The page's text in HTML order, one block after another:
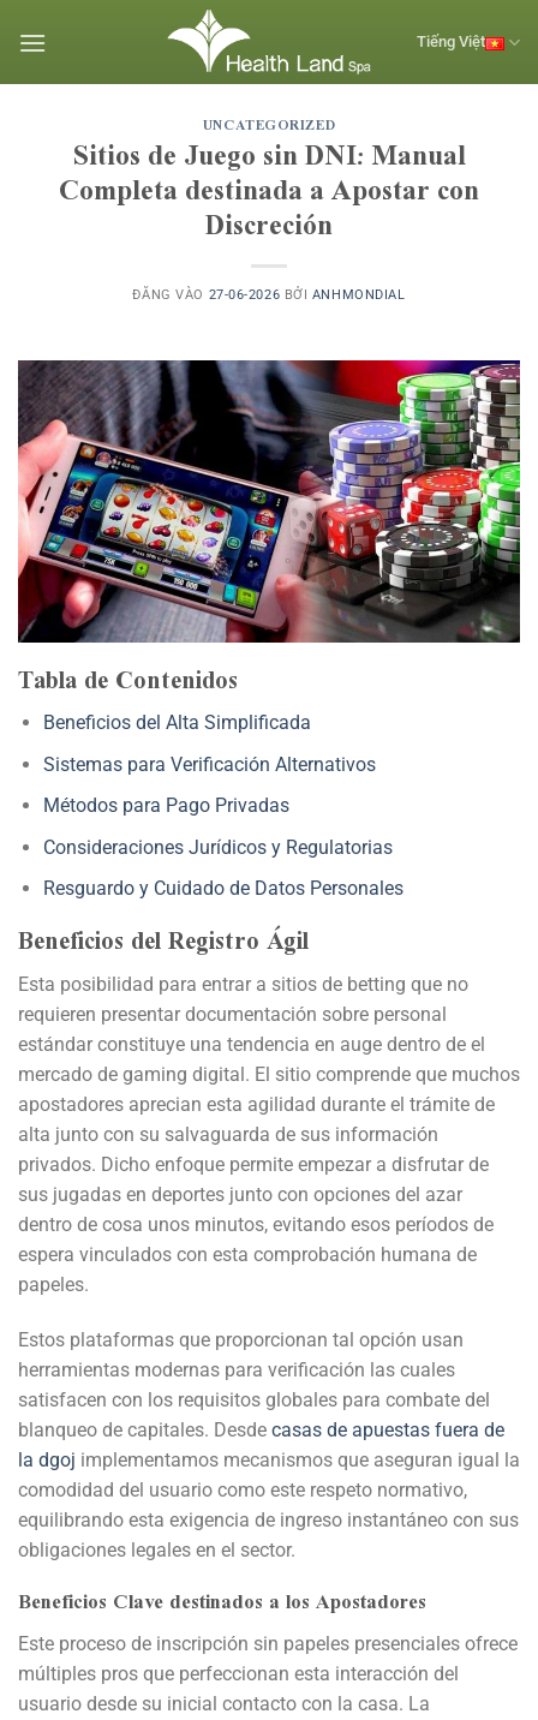
qua
Tiếng Việt
UNCATEGORIZED
Sitios de Juego sin DNI: Manual
Completa destinada a Apostar con
Discreción
ĐĂNG VÀO 27-06-2026 BỞI ANHMONDIAL
Tabla de Contenidos
Beneficios del Alta Simplificada
Sistemas para Verificación Alternativos
Métodos para Pago Privadas
Consideraciones Jurídicos y Regulatorias
Resguardo y Cuidado de Datos Personales
Beneficios del Registro Ágil
Esta posibilidad para entrar a sitios de betting que no
requieren presentar documentación sobre personal
estándar constituye una tendencia en auge dentro de el
mercado de gaming digital. El sitio comprende que muchos
apostadores aprecian esta agilidad durante el trámite de
alta junto con su salvaguarda de sus información
privados. Dicho enfoque permite empezar a disfrutar de
sus jugadas en deportes junto con opciones del azar
dentro de cosa unos minutos, evitando esos períodos de
espera vinculados con esta comprobación humana de
papeles.
Estos plataformas que proporcionan tal opción usan
herramientas modernas para verificación las cuales
satisfacen con los requisitos globales para combate del
blanqueo de capitales. Desde casas de apuestas fuera de
la dgoj implementamos mecanismos que aseguran igual la
comodidad del usuario como este respeto normativo,
equilibrando esta exigencia de ingreso instantáneo con sus
obligaciones legales en el sector.
Beneficios Clave destinados a los Apostadores
Este proceso de inscripción sin papeles presenciales ofrece
múltiples pros que perfeccionan esta interacción del
usuario desde su inicial contacto con la casa. La